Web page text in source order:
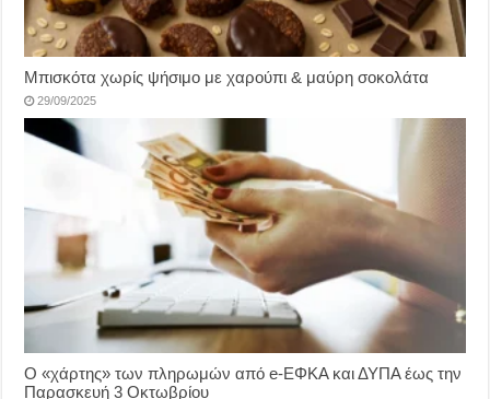
Μπισκότα χωρίς ψήσιμο με χαρούπι & μαύρη σοκολάτα
29/09/2025
Ο «χάρτης» των πληρωμών από e-ΕΦΚΑ και ΔΥΠΑ έως την
Παρασκευή 3 Οκτωβρίου